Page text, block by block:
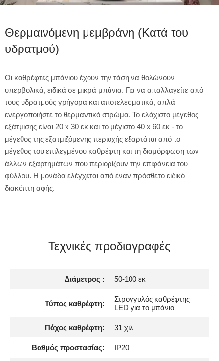
Θερμαινόμενη μεμβράνη (Κατά του
υδρατμού)
Οι καθρέφτες μπάνιου έχουν την τάση να θολώνουν
υπερβολικά, ειδικά σε μικρά μπάνια. Για να απαλλαγείτε από
τους υδρατμούς γρήγορα και αποτελεσματικά, απλά
ενεργοποιήστε το θερμαντικό στρώμα. Το ελάχιστο μέγεθος
εξάτμισης είναι 20 x 30 εκ και το μέγιστο 40 x 60 εκ - το
μέγεθος της εξατμιζόμενης περιοχής εξαρτάται από το
μέγεθος του επιλεγμένου καθρέφτη και τη διαμόρφωση των
άλλων εξαρτημάτων που περιορίζουν την επιφάνεια του
φύλλου. Η μονάδα ελέγχεται από έναν πρόσθετο ειδικό
διακόπτη αφής.
Τεχνικές προδιαγραφές
Διάμετρος : 50-100 εκ
Τύπος καθρέφτη:
Στρογγυλός καθρέφτης
LED για το μπάνιο
Πάχος καθρέφτη: 31 χιλ
Βαθμός προστασίας: IP20